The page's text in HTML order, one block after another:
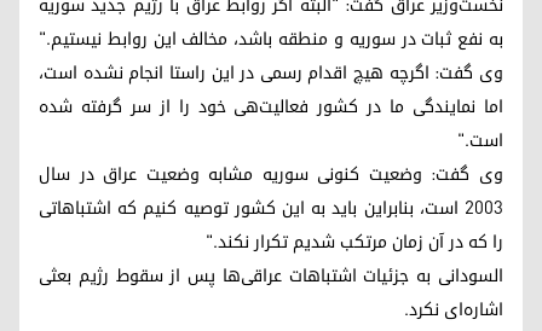
به نفع ثبات در سوریه و منطقه باشد، مخالف این روابط نیستیم."
وی گفت: اگرچه هیچ اقدام رسمی در این راستا انجام نشده است،
اما نمایندگی ما در کشور فعالیت‌هی خود را از سر گرفته شده
است."
وی گفت: وضعیت کنونی سوریه مشابه وضعیت عراق در سال
٢٠٠٣ است، بنابراین باید به این کشور توصیه کنیم که اشتباهاتی
را که در آن زمان مرتکب شدیم تکرار نکند."
السودانی به جزئیات اشتباهات عراقی‌ها پس از سقوط رژیم بعثی
اشاره‌ای نکرد.